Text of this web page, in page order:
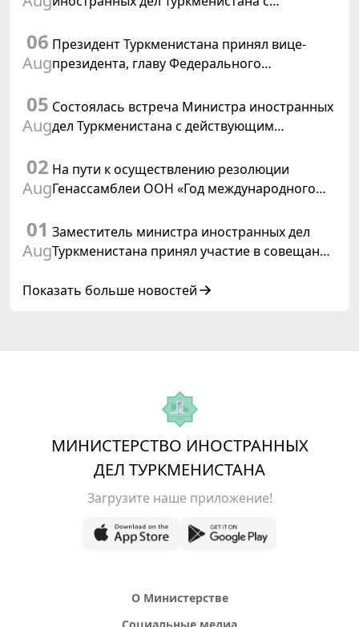
Туркменистане
06
Aug
Президент Туркменистана принял вице-
президента, главу Федерального
Швейцарской Конфедерации
05
Aug
Состоялась встреча Министра иностранных
дел Туркменистана с действующим
02
Aug
На пути к осуществлению резолюции
Генассамблеи ООН «Год международного
Туркменистаном
01
Aug
Заместитель министра иностранных дел
Туркменистана принял участие в совещании
сотрудничества «Центральная Азия –
Показать больше новостей
МИНИСТЕРСТВО ИНОСТРАННЫХ
ДЕЛ ТУРКМЕНИСТАНА
Загрузите наше приложение!
О Министерстве